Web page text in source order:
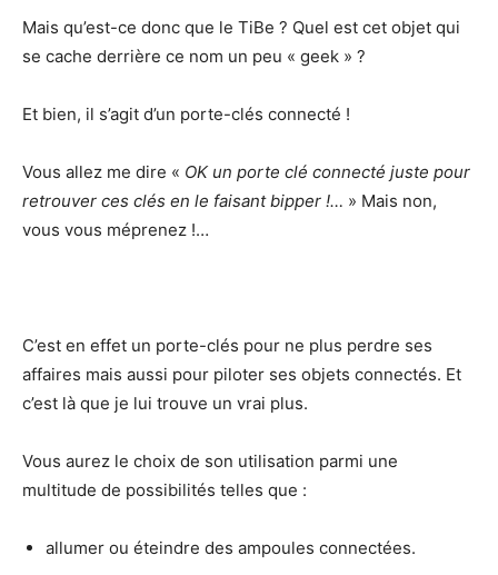
Mais qu’est-ce donc que le TiBe ? Quel est cet objet qui
se cache derrière ce nom un peu « geek » ?
Et bien, il s’agit d’un porte-clés connecté !
Vous allez me dire « OK un porte clé connecté juste pour
retrouver ces clés en le faisant bipper !… » Mais non,
vous vous méprenez !…
C’est en effet un porte-clés pour ne plus perdre ses
affaires mais aussi pour piloter ses objets connectés. Et
c’est là que je lui trouve un vrai plus.
Vous aurez le choix de son utilisation parmi une
multitude de possibilités telles que :
allumer ou éteindre des ampoules connectées.